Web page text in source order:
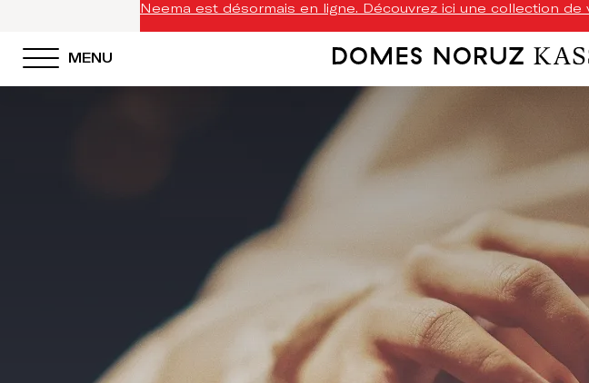
Neema est désormais en ligne. Découvrez ici une collection
MENU